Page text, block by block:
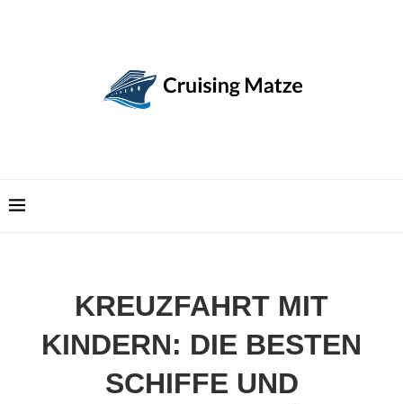
KREUZFAHRT MIT
KINDERN: DIE BESTEN
SCHIFFE UND